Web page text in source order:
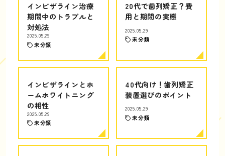
インビザライン治療
期間中のトラブルと
対処法
2025.05.29
未分類
20代で歯列矯正？費
用と期間の実態
2025.05.29
未分類
インビザラインとホ
ームホワイトニング
の相性
2025.05.29
未分類
40代向け！歯列矯正
装置選びのポイント
2025.05.29
未分類